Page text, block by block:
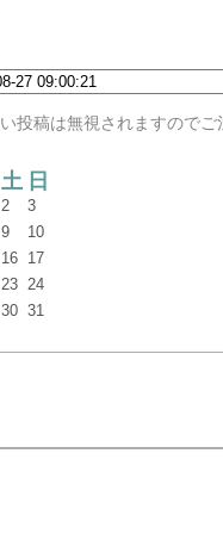
投稿は無視されますので
土 日
2
3
9
10
16 17
23 24
30 31